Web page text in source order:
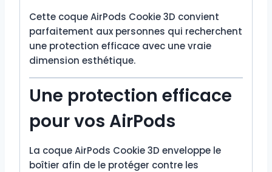
Cette coque AirPods Cookie 3D convient
parfaitement aux personnes qui recherchent
une protection efficace avec une vraie
dimension esthétique.
Une protection efficace
pour vos AirPods
La coque AirPods Cookie 3D enveloppe le
boîtier afin de le protéger contre les